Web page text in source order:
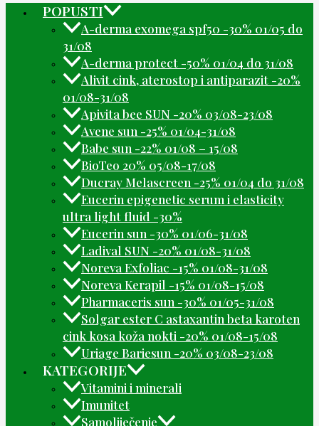
POPUSTI
A-derma exomega spf50 -30% 01/05 do
31/08
A-derma protect -50% 01/04 do 31/08
Alivit cink, aterostop i antiparazit -20%
01/08-31/08
Apivita bee SUN -20% 03/08-23/08
Avene sun -25% 01/04-31/08
Babe sun -22% 01/08 – 15/08
BioTeo 20% 05/08-17/08
Ducray Melascreen -25% 01/04 do 31/08
Eucerin epigenetic serum i elasticity
ultra light fluid -30%
Eucerin sun -30% 01/06-31/08
Ladival SUN -20% 01/08-31/08
Noreva Exfoliac -15% 01/08-31/08
Noreva Kerapil -15% 01/08-15/08
Pharmaceris sun -30% 01/05-31/08
Solgar ester C astaxantin beta karoten
cink kosa koža nokti -20% 01/08-15/08
Uriage Bariesun -20% 03/08-23/08
KATEGORIJE
Vitamini i minerali
Imunitet
Samoliječenje